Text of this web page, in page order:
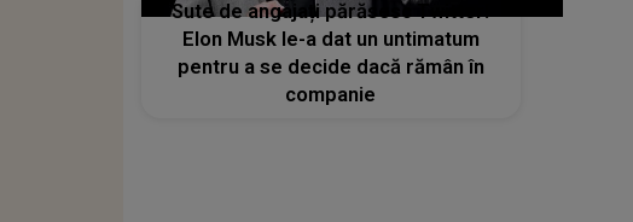
Sute de angajați părăsesc Twitter!
Elon Musk le-a dat un untimatum
pentru a se decide dacă rămân în
companie